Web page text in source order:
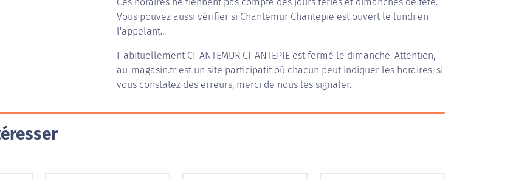
Vous pouvez aussi vérifier si Chantemur Chantepie est ouvert le lundi en
l'appelant...
Habituellement CHANTEMUR CHANTEPIE est fermé le dimanche. Attention,
au-magasin.fr est un site participatif où chacun peut indiquer les horaires, si
vous constatez des erreurs, merci de nous les signaler.